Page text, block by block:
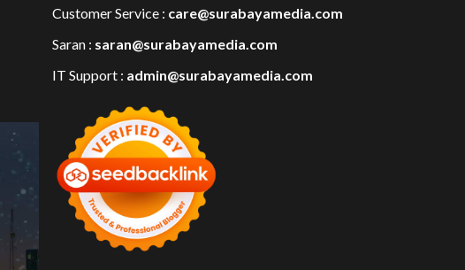
Customer Service : care@surabayamedia.com
Saran : saran@surabayamedia.com
IT Support : admin@surabayamedia.com